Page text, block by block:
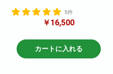
が登場！
まだ日本では珍しいスタンド花
てます！
※サイズ高さ160センチ×70セン
5件
￥16,500
カートに入れる